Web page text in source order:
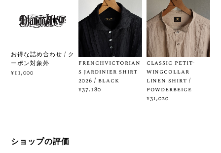
お得な詰め合わせ / ク
ーポン対象外
¥11,000
frenchvictorian
s jardinier shirt
2026 / black
¥37,180
classic petit-
wingcollar
linen shirt /
powderbeige
¥31,020
ショップの評価